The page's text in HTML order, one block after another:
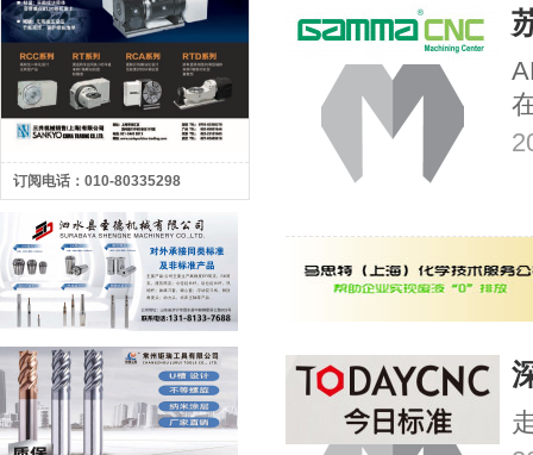
订阅电话：010-80335298